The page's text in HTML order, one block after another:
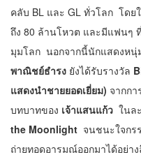
คลับ BL และ GL ทั่วโลก โด
ถึง 80 ล้านโหวต และมีแฟนๆ
มุมโลก นอกจากนี้นักแสดงหนุ่
พาณิชย์ธำรง ยังได้รับรางวัล
แสดงนำชายยอดเยี่ยม) จากก
บทบาทของ เจ้าแสนแก้ว ในล
the Moonlight จนชนะใจก
ถ่ายทอดอารมณ์ออกมาได้อย่า